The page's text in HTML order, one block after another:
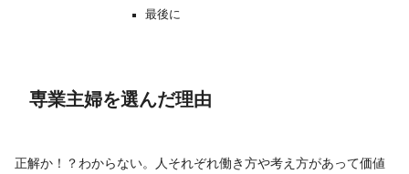
最後に
専業主婦を選んだ理由
正解か！？わからない。人それぞれ働き方や考え方があって価値